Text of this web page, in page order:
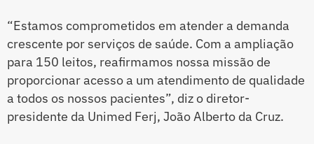
“Estamos comprometidos em atender a demanda
crescente por serviços de saúde. Com a ampliação
para 150 leitos, reafirmamos nossa missão de
proporcionar acesso a um atendimento de qualidade
a todos os nossos pacientes”, diz o diretor-
presidente da Unimed Ferj, João Alberto da Cruz.